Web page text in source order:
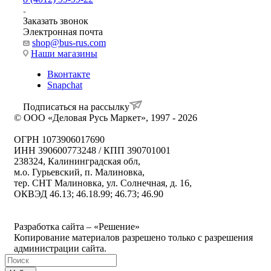
Заказать звонок
Электронная почта
shop@bus-rus.com
Наши магазины
Вконтакте
Snapchat
Подписаться на рассылку
© ООО «Деловая Русь Маркет», 1997 - 2026
ОГРН 1073906017690
ИНН 390600773248 / КПП 390701001
238324, Калининградская обл,
м.о. Гурьевский, п. Малиновка,
тер. СНТ Малиновка, ул. Солнечная, д. 16,
ОКВЭД 46.13; 46.18.99; 46.73; 46.90
Разработка сайта – «Решение»
Копирование материалов разрешено только с разрешения
администрации сайта.